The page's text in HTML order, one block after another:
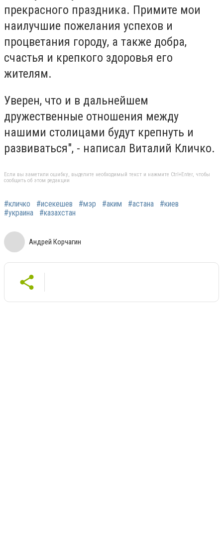
прекрасного праздника. Примите мои
наилучшие пожелания успехов и
процветания городу, а также добра,
счастья и крепкого здоровья его
жителям.
Уверен, что и в дальнейшем
дружественные отношения между
нашими столицами будут крепнуть и
развиваться", - написал Виталий Кличко.
Если вы заметили ошибку, выделите необходимый текст и нажмите Ctrl+Enter, чтобы
сообщить об этом редакции
#кличко #исекешев #мэр #аким #астана
#киев
#украина
#казахстан
Андрей Корчагин